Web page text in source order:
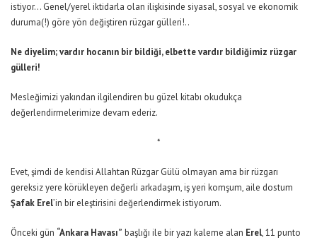
istiyor… Genel/yerel iktidarla olan ilişkisinde siyasal, sosyal ve ekonomik
duruma(!) göre yön değiştiren rüzgar gülleri!..
Ne diyelim; vardır hocanın bir bildiği, elbette vardır bildiğimiz rüzgar
gülleri!
Mesleğimizi yakından ilgilendiren bu güzel kitabı okudukça
değerlendirmelerimize devam ederiz.
*
Evet, şimdi de kendisi Allahtan Rüzgar Gülü olmayan ama bir rüzgarı
gereksiz yere körükleyen değerli arkadaşım, iş yeri komşum, aile dostum
Şafak Erel’in bir eleştirisini değerlendirmek istiyorum.
Önceki gün “Ankara Havası” başlığı ile bir yazı kaleme alan Erel, 11 punto